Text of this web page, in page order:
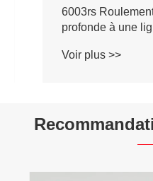
6003rs Roulements
profonde à une
Voir plus >>